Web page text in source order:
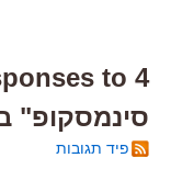
סינמסקופ"
פיד תגובות